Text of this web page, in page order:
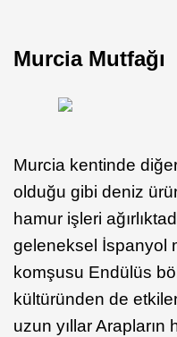
Murcia Mutfağı
Murcia kentinde
olduğu gibi deniz
hamur işleri
geleneksel İspanyol
komşusu Endülüs
kültüründen de
uzun yıllar Arapların